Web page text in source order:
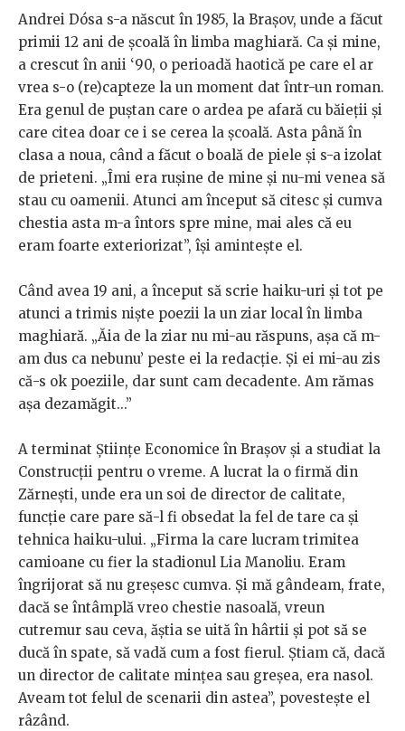
Andrei Dósa s-a născut în 1985, la Brașov, unde a făcut
primii 12 ani de școală în limba maghiară. Ca și mine,
a crescut în anii ‘90, o perioadă haotică pe care el ar
vrea s-o (re)capteze la un moment dat într-un roman.
Era genul de puștan care o ardea pe afară cu băieții și
care citea doar ce i se cerea la școală. Asta până în
clasa a noua, când a făcut o boală de piele și s-a izolat
de prieteni. „Îmi era rușine de mine și nu-mi venea să
stau cu oamenii. Atunci am început să citesc și cumva
chestia asta m-a întors spre mine, mai ales că eu
eram foarte exteriorizat”, își amintește el.
Când avea 19 ani, a început să scrie haiku-uri și tot pe
atunci a trimis niște poezii la un ziar local în limba
maghiară. „Ăia de la ziar nu mi-au răspuns, așa că m-
am dus ca nebunu’ peste ei la redacție. Și ei mi-au zis
că-s ok poeziile, dar sunt cam decadente. Am rămas
așa dezamăgit...”
A terminat Științe Economice în Brașov și a studiat la
Construcții pentru o vreme. A lucrat la o firmă din
Zărnești, unde era un soi de director de calitate,
funcție care pare să-l fi obsedat la fel de tare ca și
tehnica haiku-ului. „Firma la care lucram trimitea
camioane cu fier la stadionul Lia Manoliu. Eram
îngrijorat să nu greșesc cumva. Și mă gândeam, frate,
dacă se întâmplă vreo chestie nasoală, vreun
cutremur sau ceva, ăștia se uită în hârtii și pot să se
ducă în spate, să vadă cum a fost fierul. Știam că, dacă
un director de calitate mințea sau greșea, era nasol.
Aveam tot felul de scenarii din astea”, povestește el
râzând.